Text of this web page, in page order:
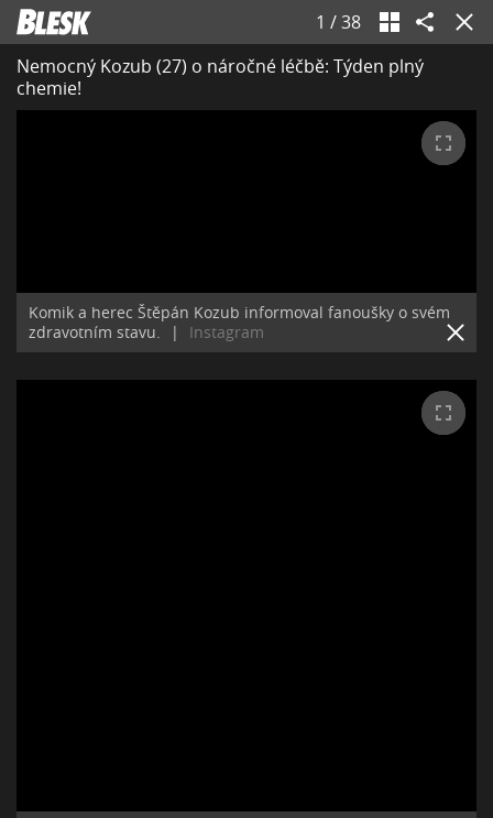
1 /38
Nemocný Kozub (27) o náročné léčbě: Týden plný
chemie!
Komik a herec Štěpán Kozub informoval fanoušky o svém
zdravotním stavu.
| Instagram